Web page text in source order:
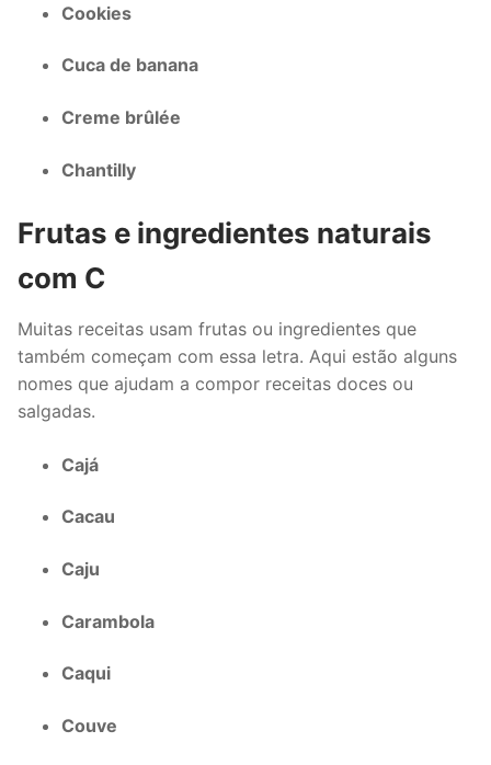
Cookies
Cuca de banana
Creme brûlée
Chantilly
Frutas e ingredientes naturais
com C
Muitas receitas usam frutas ou ingredientes que
também começam com essa letra. Aqui estão alguns
nomes que ajudam a compor receitas doces ou
salgadas.
Cajá
Cacau
Caju
Carambola
Caqui
Couve